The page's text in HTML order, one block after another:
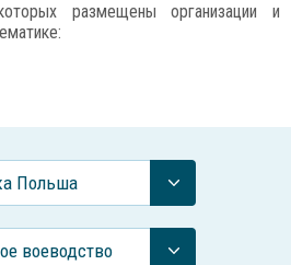
размещены организации и
Польша
воеводство